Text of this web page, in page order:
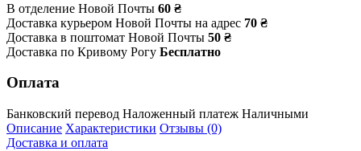
В отделение Новой Почты 60 ₴
Доставка курьером Новой Почты на адрес 70 ₴
Доставка в поштомат Новой Почты 50 ₴
Доставка по Кривому Рогу Бесплатно
Оплата
Банковский перевод Наложенный платеж Наличными
Описание Характеристики Отзывы (0)
Доставка и оплата